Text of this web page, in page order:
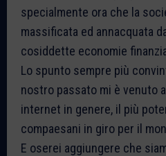
specialmente ora che la
massificata ed annacquata
cosiddette economie
Lo spunto sempre più
nostro passato mi è venuto
internet in genere, il più
compaesani in giro per il
E oserei aggiungere che